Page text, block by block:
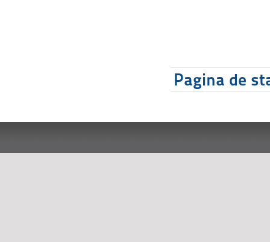
Pagina de